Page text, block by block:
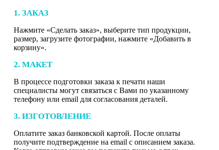
1. ЗАКАЗ
Нажмите «Сделать заказ», выберите тип продукции,
размер, загрузите фотографии, нажмите «Добавить в
корзину».
2. МАКЕТ
В процессе подготовки заказа к печати наши
специалисты могут связаться с Вами по указанному
телефону или email для согласования деталей.
3. ИЗГОТОВЛЕНИЕ
Оплатите заказ банковской картой. После оплаты
получите подтверждение на email с описанием заказа.